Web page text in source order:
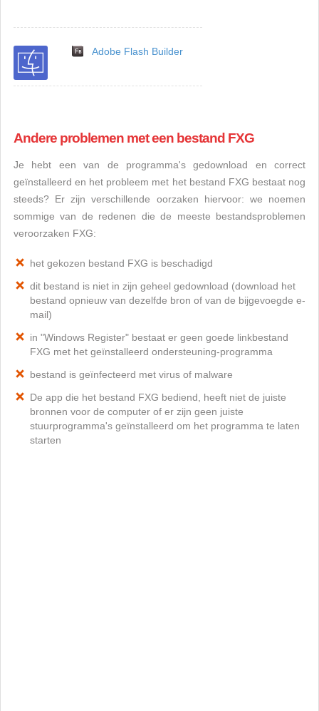
Adobe Flash Builder
Andere problemen met een bestand FXG
Je hebt een van de programma's gedownload en correct
geïnstalleerd en het probleem met het bestand FXG bestaat nog
steeds? Er zijn verschillende oorzaken hiervoor: we noemen
sommige van de redenen die de meeste bestandsproblemen
veroorzaken FXG:
het gekozen bestand FXG is beschadigd
dit bestand is niet in zijn geheel gedownload (download het
bestand opnieuw van dezelfde bron of van de bijgevoegde e-
mail)
in "Windows Register" bestaat er geen goede linkbestand
FXG met het geïnstalleerd ondersteuning-programma
bestand is geïnfecteerd met virus of malware
De app die het bestand FXG bediend, heeft niet de juiste
bronnen voor de computer of er zijn geen juiste
stuurprogramma's geïnstalleerd om het programma te laten
starten